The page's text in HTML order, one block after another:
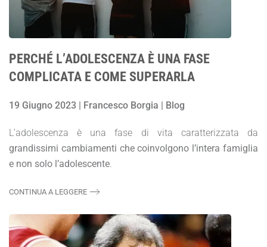
PERCHÉ L’ADOLESCENZA È UNA FASE
COMPLICATA E COME SUPERARLA
19 Giugno 2023 | Francesco Borgia | Blog
L’adolescenza è una fase di vita caratterizzata da
grandissimi cambiamenti che coinvolgono l’intera famiglia
e non solo l’adolescente
CONTINUA A LEGGERE